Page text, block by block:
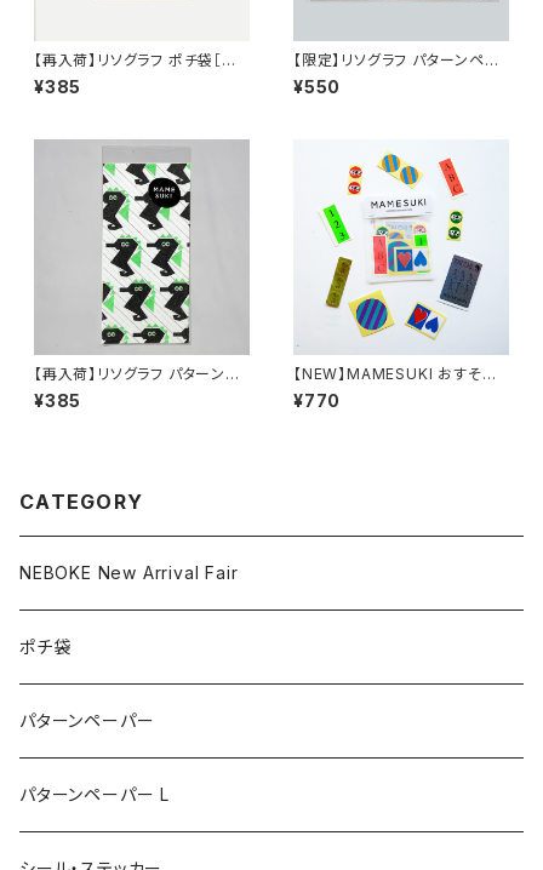
【再入荷】リソグラフ ポチ袋［MA
MESUKI Basis チェック］ Neo
n Green × Blue
¥385
【限定】リソグラフ パターンペー
パー L［ねぼけたベイビー Oct
opus］
¥550
【再入荷】リソグラフ パターンペ
ーパー［ねぼけたベイビー Se
ahorse］Neon Green × Blac
¥385
【NEW】MAMESUKI おすそわ
けシールセット Select Set（9 t
ypes） Aタイプ
¥770
CATEGORY
NEBOKE New Arrival Fair
ポチ袋
パターンペーパー
パターンペーパー L